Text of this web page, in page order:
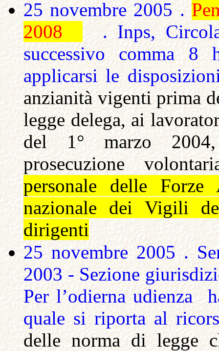
25 novembre 2005 .
2008
. Inps,
successivo comma
applicarsi le
anzianità vigenti prima
legge delega, ai
del 1° marzo
prosecuzione
personale delle
nazionale dei Vigili
dirigenti
25 novembre 2005 .
2003 - Sezione
Per l’odierna udienza
quale si riporta al
delle norma di legge